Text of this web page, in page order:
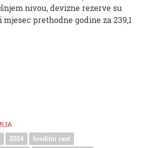
nivou, devizne rezerve su
prethodne godine za 239,1
2024
kreditni rast